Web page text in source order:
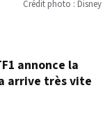
Crédit photo : Disney
annonce la
arrive très vite